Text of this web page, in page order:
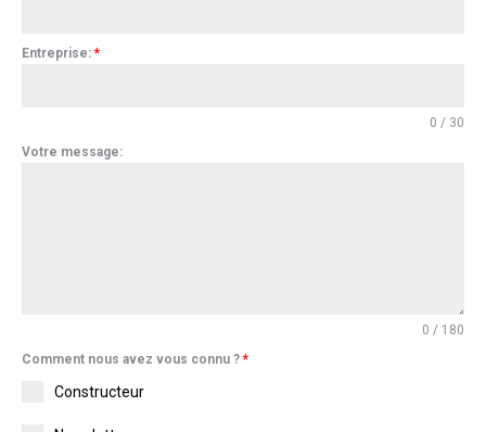
Entreprise: *
0 / 30
Votre message:
0 / 180
Comment nous avez vous connu ? *
Constructeur